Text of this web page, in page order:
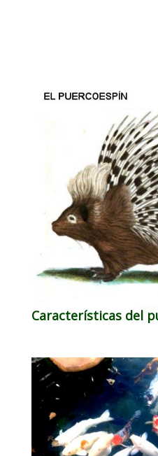
Características del